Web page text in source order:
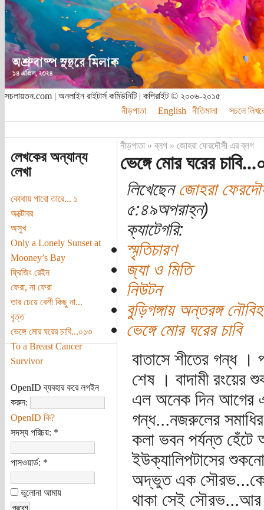
সচলায়তন.com | অনলাইন রাইটার্স কমিউনিটি | কপিরাইট © ২০০৬-২০১৫
নীড়পাতা
English নীতিমালা সচলে
লেখকের অন্যান্য
লেখা
কোথায় পাবো তারে... ১
অক্টোবর
অসুখ
Only a Lonely Sunset at
Mooney’s Bay
ফ্রিজিং রেইন
ফেরা, না ফেরা
তার চেয়ে বেশী কিছু না...
বৃত্ত
ভেঙ্গে মোর ঘরের চাবি...০১৩
To a Breast Cancer
Survivor
OpenID ব্যবহার করে লগইন
করুন:
OpenID কি?
সদস্য পরিচয়: *
পাসওয়ার্ড: *
ভুলোনা আমায়
নীড়পাতা»ব্লগ» জোহরা ফেরদৌসী এর ব্লগ
ভেঙ্গে মোর ঘরের
লিখেছেনজোহরা
৫:৪৯অপরাহ্ন)
ক্যাটেগরি:
স্মৃতিচারণ
জ্যা ও মিতি
নিউটন
বুড়িগঙ্গায় অন্তরঙ্গ
ভেঙ্গে মোর ঘরের চাবি
বাতাসে শীতের গন্ধ ।
শেষ । বাদামী রংয়ের
এল অনেক দিন আগের
গন্ধ...নজরুলের সমাধির
কলা ভবন পর্যন্ত হেঁটে
ইউক্যালিপটাসের
অদ্ভুত এক
থাকা সেই সৌরভ...আর